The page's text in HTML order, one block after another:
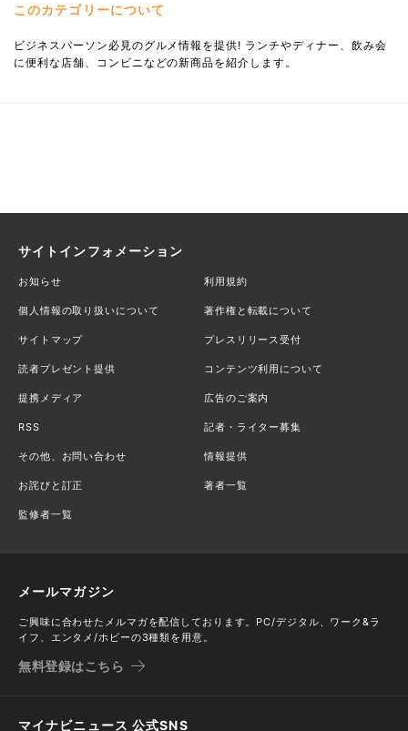
このカテゴリーについて
ビジネスパーソン必見のグルメ情報を提供! ランチやディナー、飲み会
に便利な店舗、コンビニなどの新商品を紹介します。
サイトインフォメーション
お知らせ 利用規約
個人情報の取り扱いについて 著作権と転載について
サイトマップ プレスリリース受付
読者プレゼント提供 コンテンツ利用について
提携メディア 広告のご案内
RSS 記者・ライター募集
その他、お問い合わせ 情報提供
お詫びと訂正 著者一覧
監修者一覧
メールマガジン
ご興味に合わせたメルマガを配信しております。PC/デジタル、ワーク&ラ
イフ、エンタメ/ホビーの3種類を用意。
無料登録はこちら
マイナビニュース 公式SNS